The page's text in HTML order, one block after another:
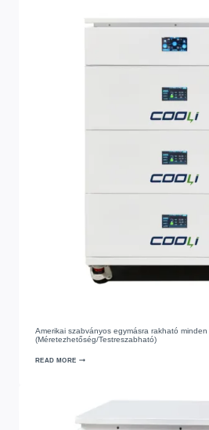
Amerikai szabványos egymásra rakható
(Méretezhetőség/Testreszabható)
READ MORE